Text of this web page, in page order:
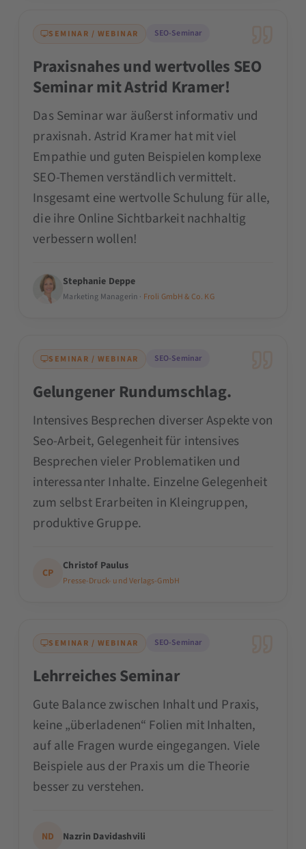
SEMINAR / WEBINAR SEO-Seminar
Praxisnahes und wertvolles SEO
Seminar mit Astrid Kramer!
Das Seminar war äußerst informativ und
praxisnah. Astrid Kramer hat mit viel
Empathie und guten Beispielen komplexe
SEO-Themen verständlich vermittelt.
Insgesamt eine wertvolle Schulung für alle,
die ihre Online Sichtbarkeit nachhaltig
verbessern wollen!
Stephanie Deppe
Marketing Managerin · Froli GmbH & Co. KG
SEMINAR / WEBINAR SEO-Seminar
Gelungener Rundumschlag.
Intensives Besprechen diverser Aspekte von
Seo-Arbeit, Gelegenheit für intensives
Besprechen vieler Problematiken und
interessanter Inhalte. Einzelne Gelegenheit
zum selbst Erarbeiten in Kleingruppen,
produktive Gruppe.
CP
Christof Paulus
Presse-Druck- und Verlags-GmbH
SEMINAR / WEBINAR SEO-Seminar
Lehrreiches Seminar
Gute Balance zwischen Inhalt und Praxis,
keine „überladenen“ Folien mit Inhalten,
auf alle Fragen wurde eingegangen. Viele
Beispiele aus der Praxis um die Theorie
besser zu verstehen.
ND Nazrin Davidashvili